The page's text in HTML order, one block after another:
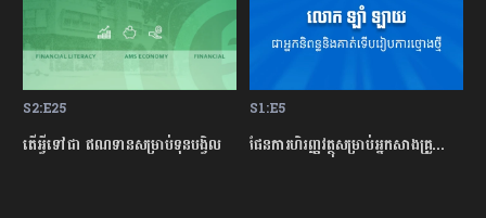
S2:E25
តើអ្វីទៅជា​ ឥណទានសម្រាប់ទុនបង្វិល
S1:E5
ផែនការហិរញ្ញវត្ថុសម្រាប់អ្នកសាងគ្រួសារថ្មីថ្មោង